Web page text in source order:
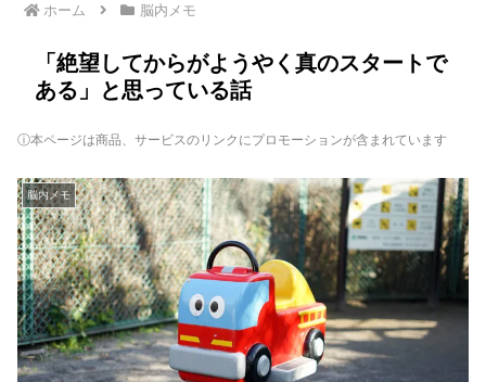
ホーム 脳内メモ
「絶望してからがようやく真のスタートで
ある」と思っている話
ⓘ本ページは商品、サービスのリンクにプロモーションが含まれています
脳内メモ